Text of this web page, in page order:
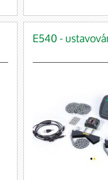
Za použití
je možné provést
měření (vč.
jednotka obsahuje
pro systémy Easy-
E540 -